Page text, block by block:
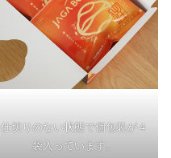
仕切りのない状態で個包装が４
袋入っています。